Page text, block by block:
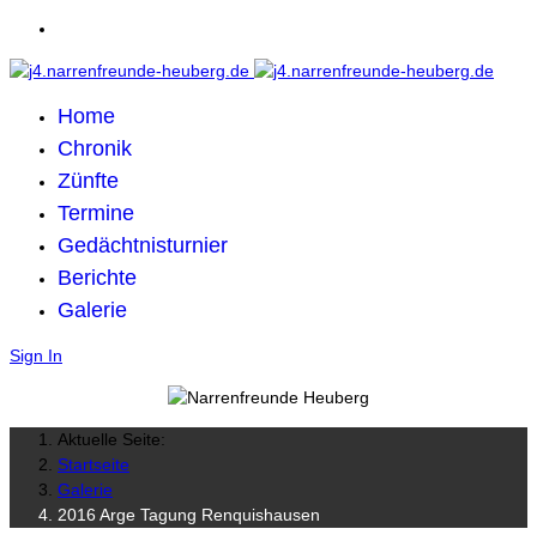
Home
Chronik
Zünfte
Termine
Gedächtnisturnier
Berichte
Galerie
Sign In
Aktuelle Seite:
Startseite
Galerie
2016 Arge Tagung Renquishausen